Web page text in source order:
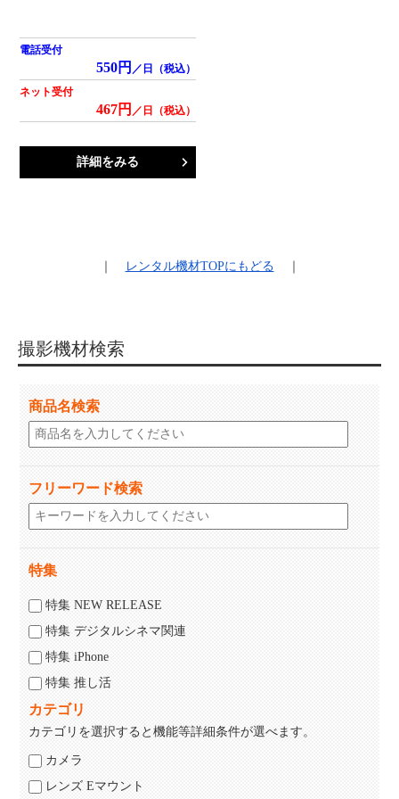
電話受付
550円 ／日（税込）
ネット受付
467円 ／日（税込）
詳細をみる
レンタル機材TOPにもどる
撮影機材検索
商品名検索
フリーワード検索
特集
特集 NEW RELEASE
特集 デジタルシネマ関連
特集 iPhone
特集 推し活
カテゴリ
カテゴリを選択すると機能等詳細条件が選べます。
カメラ
レンズ Eマウント